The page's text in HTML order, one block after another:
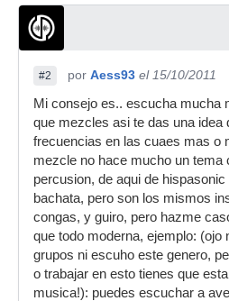
#2 por Aess93 el 15/10/2011
Mi consejo es.. escucha mucha
que mezcles asi te das una idea
frecuencias en las cuaes mas o
mezcle no hace mucho un tema
percusion, de aqui de
bachata, pero son los mismos
congas, y guiro, pero hazme
que todo moderna, ejemplo: (ojo
grupos ni escuho este genero,
o trabajar en esto tienes que
musica!): puedes escuchar a